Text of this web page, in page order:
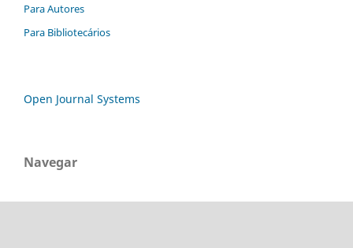
Para Autores
Para Bibliotecários
Open Journal Systems
Navegar